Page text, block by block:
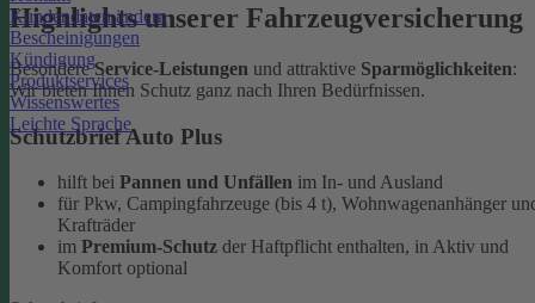
Kundendaten ändern
Bescheinigungen
Kündigung
Produktservices
Wissenswertes
Leichte Sprache
Highlights unserer Fahrzeugversicherung
BesondereService-Leistungen und attraktive Sparmöglichkeiten:
Wir bieten Ihnen Schutz ganz nach Ihren Bedürfnissen.
Schutzbrief Auto Plus
hilft bei Pannen und Unfällen im In- und Ausland
für Pkw, Campingfahrzeuge (bis 4 t), Wohnwagenanhänger
Krafträder
im Premium-Schutz der Haftpflicht enthalten, in Aktiv und
Komfort optional